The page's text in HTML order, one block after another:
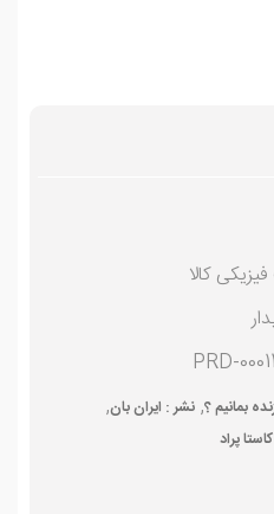
؟ ,نشر : ایران بان,